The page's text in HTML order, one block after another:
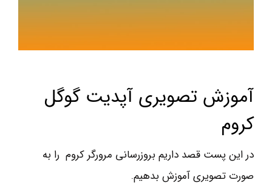
آموزش تصویری آپدیت گوگل
کروم
در این پست قصد داریم بروزرسانی مرورگر کروم را به
صورت تصویری آموزش بدهیم.